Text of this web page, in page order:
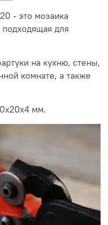
- это мозаика
подходящая для
на кухню, стены,
комнате, а также
мм.